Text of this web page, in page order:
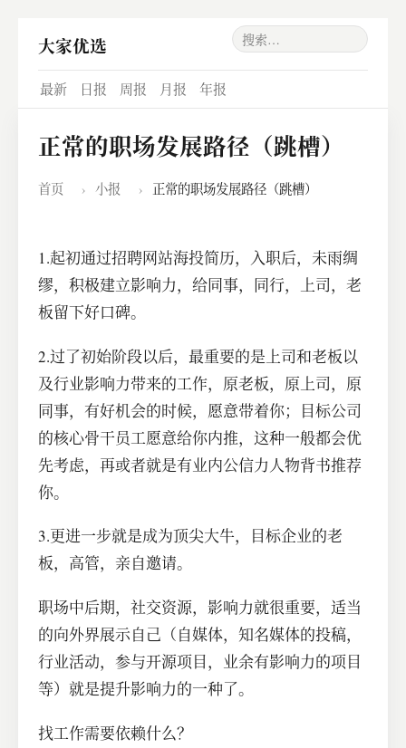
大家优选
最新 日报 周报 月报 年报
正常的职场发展路径（跳槽）
首页 › 小报 › 正常的职场发展路径（跳槽）
1.起初通过招聘网站海投简历，入职后，未雨绸
缪，积极建立影响力，给同事，同行，上司，老
板留下好口碑。
2.过了初始阶段以后，最重要的是上司和老板以
及行业影响力带来的工作，原老板，原上司，原
同事，有好机会的时候，愿意带着你；目标公司
的核心骨干员工愿意给你内推，这种一般都会优
先考虑，再或者就是有业内公信力人物背书推荐
你。
3.更进一步就是成为顶尖大牛，目标企业的老
板，高管，亲自邀请。
职场中后期，社交资源，影响力就很重要，适当
的向外界展示自己（自媒体，知名媒体的投稿，
行业活动，参与开源项目，业余有影响力的项目
等）就是提升影响力的一种了。
找工作需要依赖什么？